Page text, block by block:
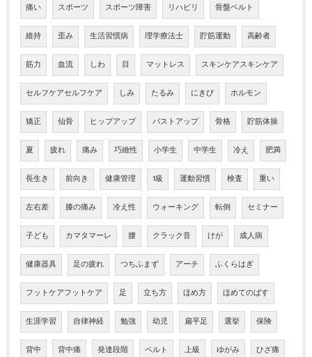
痛い スポーツ スポーツ障害 リハビリ 骨盤ベルト
維持 歪み 生活習慣病 理学療法士 貯筋運動 高齢者
筋力 血流 しわ 目 マットレス スキンケアスキンケア
セルフケアセルフケア しみ たるみ にきび ホルモン
矯正 仙骨 ヒップアップ バストアップ 骨格 貯筋体操
夏 疲れ 痛み 巧緻性 小学生 中学生 冷え 肥満
長生き 前向き 健康管理 1級 運動習慣 検査 重い
左右差 膝の痛み 冷え性 ウォーキング 転倒 セミナー
子ども カマタマーレ 腰 クラック音 けが 成人病
健康器具 足の疲れ つちふまず アーチ ふくらはぎ
フットケアフットケア 足 立ち方 ほめ方 ほめてのばす
生涯学習 自律神経 勉強 幼児 扁平足 選挙 保険
背中 背中痛 発達段階 ベルト 上級 ゆがみ ひざ痛